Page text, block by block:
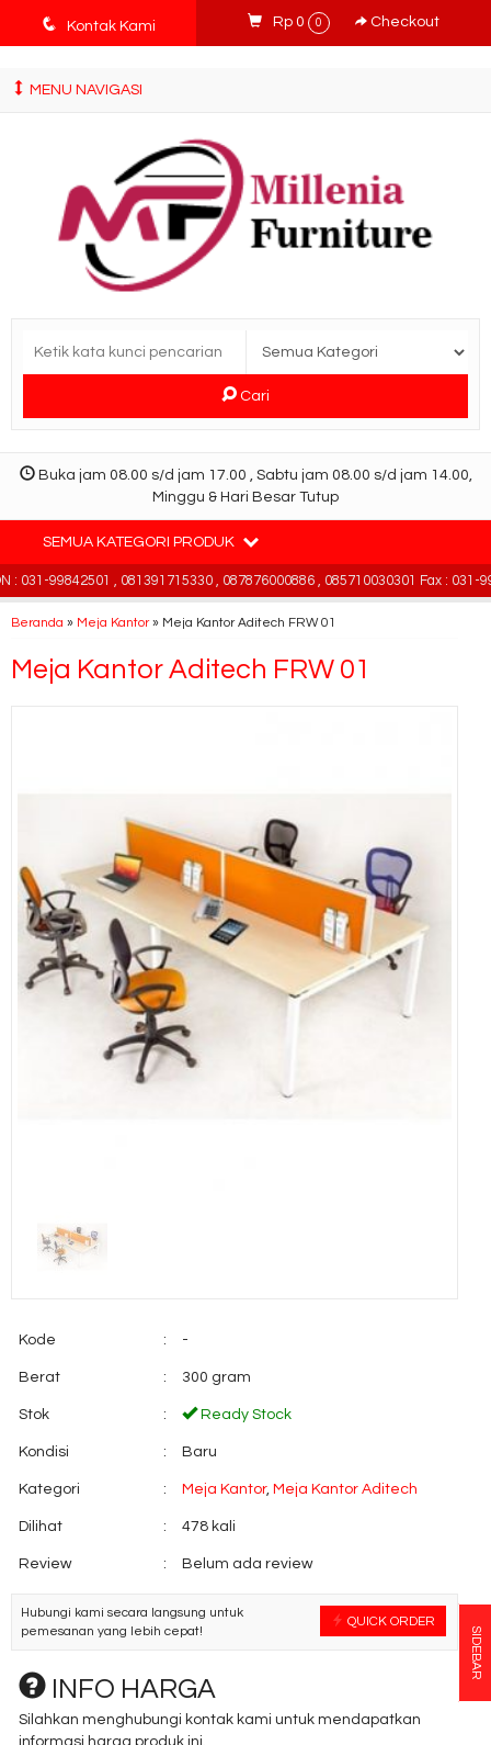
tv3ISbyqwvMDypa7aIfj2FUlPKawe7X5fX5v6wsT4Ns
q Kontak Kami Rp 0 0 Checkout
MENU NAVIGASI
Cari
Buka jam 08.00 s/d jam 17.00 , Sabtu jam 08.00 s/d jam 14.00,
Minggu & Hari Besar Tutup
SEMUA KATEGORI PRODUK
031-99842501 , 081391715330 , 087876000886 , 085710030301 Fax : 031-
Beranda » Meja Kantor» Meja Kantor Aditech FRW 01
Meja Kantor Aditech FRW 01
Kode : -
Berat : 300 gram
Stok : Ready Stock
Kondisi : Baru
Kategori : Meja Kantor, Meja Kantor Aditech
Dilihat : 478 kali
Review : Belum ada review
QUICK ORDER
Hubungi kami secara langsung untuk
pemesanan yang lebih cepat!
INFO HARGA
Silahkan menghubungi kontak kami untuk mendapatkan
SIDEBAR